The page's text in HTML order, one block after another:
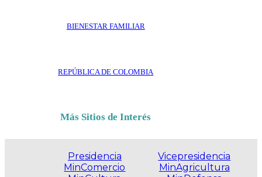
BIENESTAR FAMILIAR
REPÚBLICA DE COLOMBIA
Más Sitios de Interés
Presidencia
MinComercio
Vicepresidencia
MinAgricultura